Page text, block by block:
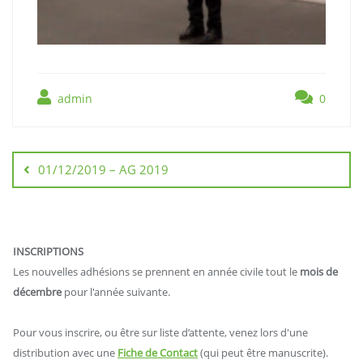
admin 0
de
l’article
01/12/2019 – AG 2019
INSCRIPTIONS
Les nouvelles adhésions se prennent en année civile tout le mois de
décembre pour l'année suivante.
Pour vous inscrire, ou être sur liste d’attente, venez lors d'une
distribution avec une Fiche de Contact(qui peut être manuscrite).